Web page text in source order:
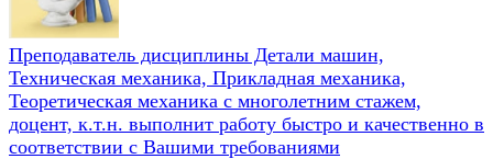
Преподаватель дисциплины Детали машин,
Техническая механика, Прикладная механика,
Теоретическая механика с многолетним стажем,
доцент, к.т.н. выполнит работу быстро и качественно в
соответствии с Вашими требованиями